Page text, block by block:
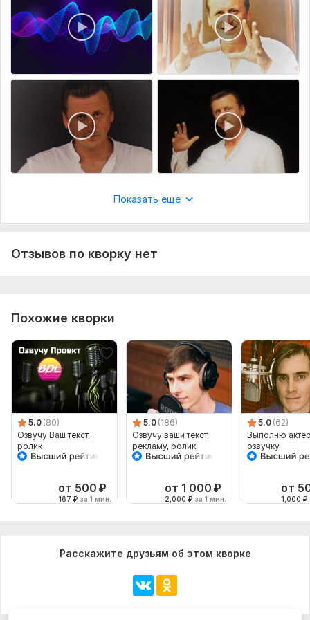
Показать еще
Отзывов по кворку нет
Похожие кворки
5.0 (80)
Озвучу Ваш текст,
ролик
от 500 ₽
167 ₽ за 1 мин.
5.0 (186)
Озвучу ваши текст,
рекламу, ролик
от 1 000 ₽
2,000 ₽ за 1 мин.
5.0 (62)
Выполню
озвучку
от
1,000 ₽
Расскажите друзьям об этом кворке